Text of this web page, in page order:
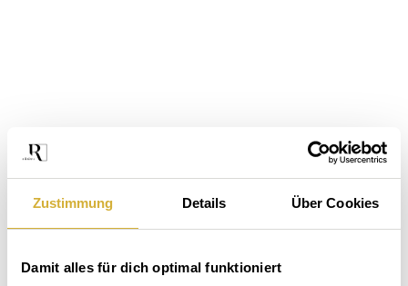
Zustimmung Details Über Cookies
Damit alles für dich optimal funktioniert